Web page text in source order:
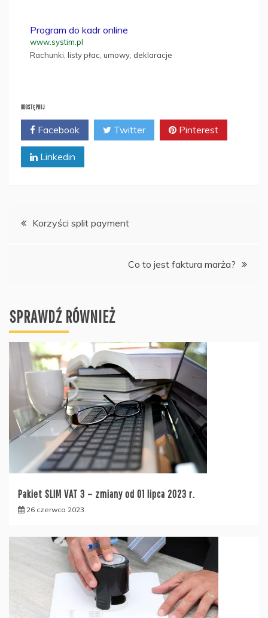
Program do kadr online
www.systim.pl
Rachunki, listy płac, umowy, deklaracje
UDOSTĘPNIJ
Facebook Twitter Pinterest
Linkedin
Nawigacja
Korzyści split payment
Co to jest faktura marża?
SPRAWDŹ RÓWNIEŻ
Pakiet SLIM VAT 3 – zmiany od 01 lipca 2023 r.
26 czerwca 2023